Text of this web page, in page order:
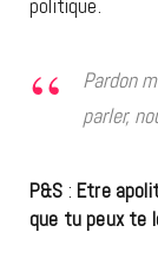
politique.
Pardon
parler,
P&S : Etre
que tu peux te